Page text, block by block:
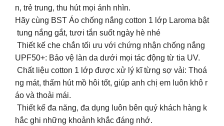
n, trẻ trung, thu hút mọi ánh nhìn.
Hãy cùng BST Áo chống nắng cotton 1 lớp Laroma bật
tung nắng gắt, tươi tắn suốt ngày hè nhé
Thiết kế che chắn tối ưu với chứng nhận chống nắng
UPF50+: Bảo vệ làn da dưới mọi tác động từ tia UV.
Chất liệu cotton 1 lớp được xử lý kĩ từng sợ vải: Thoá
ng mát, thấm hút mồ hôi tốt, giúp anh chị em luôn khô r
áo và thoải mái.
Thiết kế đa năng, đa dụng luôn bên quý khách hàng k
hắc ghi những khoảnh khắc đáng nhớ.